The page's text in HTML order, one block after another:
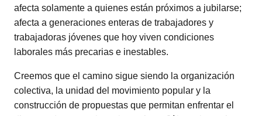
afecta solamente a quienes están próximos a jubilarse;
afecta a generaciones enteras de trabajadores y
trabajadoras jóvenes que hoy viven condiciones
laborales más precarias e inestables.
Creemos que el camino sigue siendo la organización
colectiva, la unidad del movimiento popular y la
construcción de propuestas que permitan enfrentar el